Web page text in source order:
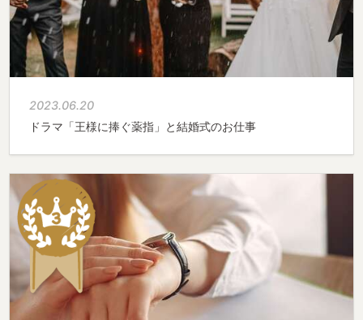
2023.06.20
ドラマ「王様に捧ぐ薬指」と結婚式のお仕事